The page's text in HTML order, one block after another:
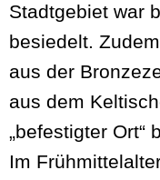
Stadtgebiet war
besiedelt.
aus der
aus dem
„befestigter Ort“
Im